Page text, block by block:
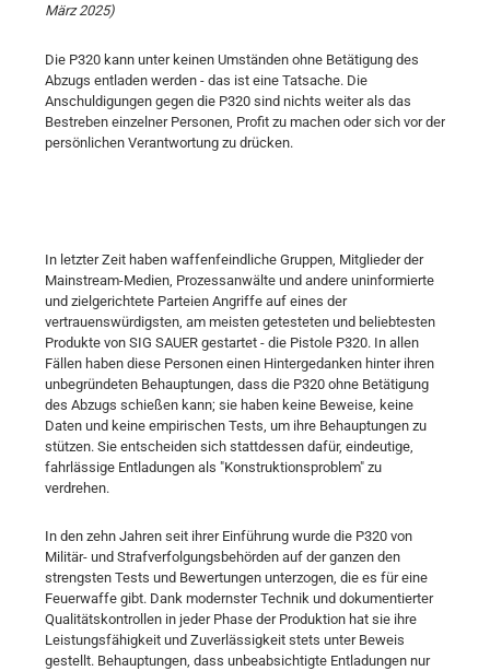
März 2025)
Die P320 kann unter keinen Umständen ohne Betätigung des
Abzugs entladen werden - das ist eine Tatsache. Die
Anschuldigungen gegen die P320 sind nichts weiter als das
Bestreben einzelner Personen, Profit zu machen oder sich vor der
persönlichen Verantwortung zu drücken.
In letzter Zeit haben waffenfeindliche Gruppen, Mitglieder der
Mainstream-Medien, Prozessanwälte und andere uninformierte
und zielgerichtete Parteien Angriffe auf eines der
vertrauenswürdigsten, am meisten getesteten und beliebtesten
Produkte von SIG SAUER gestartet - die Pistole P320. In allen
Fällen haben diese Personen einen Hintergedanken hinter ihren
unbegründeten Behauptungen, dass die P320 ohne Betätigung
des Abzugs schießen kann; sie haben keine Beweise, keine
Daten und keine empirischen Tests, um ihre Behauptungen zu
stützen. Sie entscheiden sich stattdessen dafür, eindeutige,
fahrlässige Entladungen als "Konstruktionsproblem" zu
verdrehen.
In den zehn Jahren seit ihrer Einführung wurde die P320 von
Militär- und Strafverfolgungsbehörden auf der ganzen den
strengsten Tests und Bewertungen unterzogen, die es für eine
Feuerwaffe gibt. Dank modernster Technik und dokumentierter
Qualitätskontrollen in jeder Phase der Produktion hat sie ihre
Leistungsfähigkeit und Zuverlässigkeit stets unter Beweis
gestellt. Behauptungen, dass unbeabsichtigte Entladungen nur